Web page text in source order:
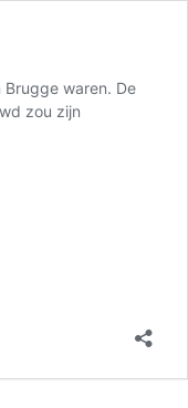
waren. De
zou zijn